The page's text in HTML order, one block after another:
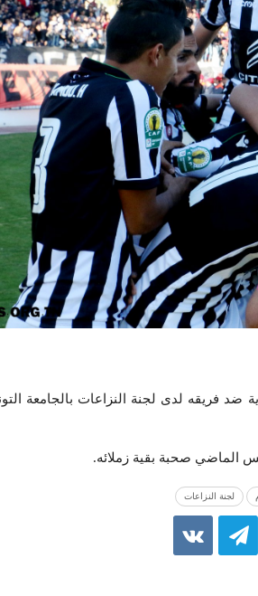
فريقه لدى لجنة النزاعات بالجامعة
الماضي صحبة بقية زملائه.
لجنة النزاعات